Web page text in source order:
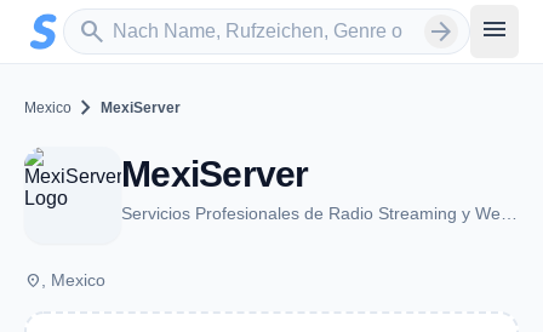
Zum Hauptinhalt springen
search
Sender suchen arrow_forward menu
Mexico chevron_right MexiServer
MexiServer
place , Mexico